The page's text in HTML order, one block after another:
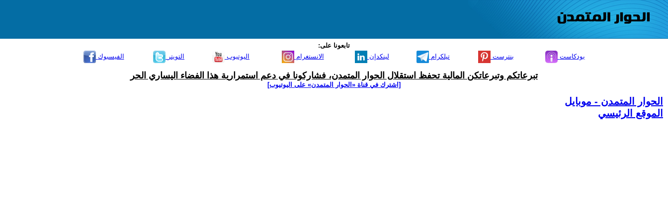
تابعونا على:
الفيسبوك
التويتر اليوتيوب الانستغرام لينكدإن تيلكرام بنترست بودكاست
تبرعاتكم وتبرعاتكن المالية تحفظ استقلال الحوار المتمدن، فشاركونا في دعم استمرارية هذا الفضاء اليساري الحر
[اشترك في قناة ‫«الحوار المتمدن» على اليوتيوب]
الحوار المتمدن - موبايل
الموقع الرئيسي